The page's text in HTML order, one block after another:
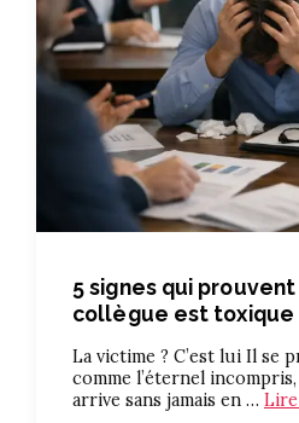
5 signes qui
collègue est toxique
La victime ? C’est lui Il se
comme l’éternel
arrive sans jamais en …